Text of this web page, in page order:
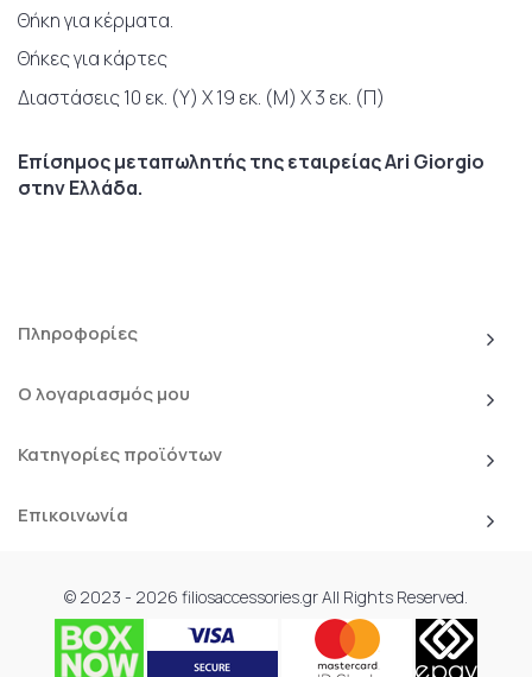
Θήκη για κέρματα.
Θήκες για κάρτες
Διαστάσεις 10 εκ. (Υ) Χ 19 εκ. (Μ) Χ 3 εκ. (Π)
Επίσημος μεταπωλητής της εταιρείας Ari Giorgio
στην Ελλάδα.
Πληροφορίες
Ο λογαριασμός μου
Κατηγορίες προϊόντων
Επικοινωνία
© 2023 - 2026 filiosaccessories.gr All Rights Reserved.